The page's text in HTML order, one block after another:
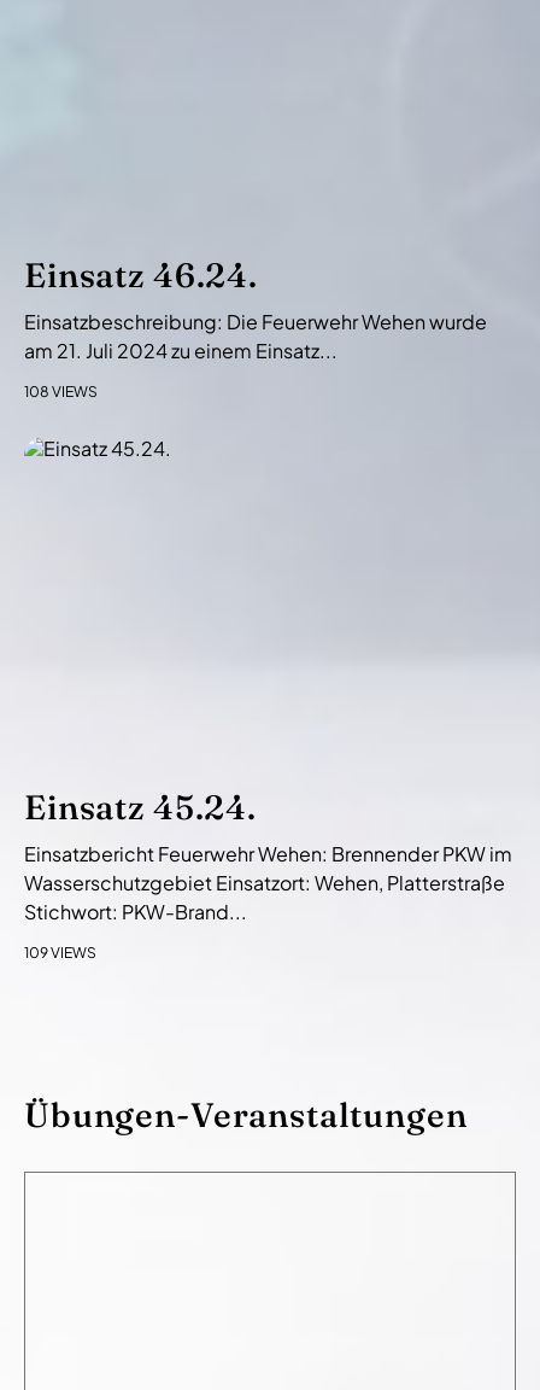
Einsatz 46.24.
Einsatzbeschreibung: Die Feuerwehr Wehen wurde
am 21. Juli 2024 zu einem Einsatz...
108 VIEWS
Einsatz 45.24.
Einsatzbericht Feuerwehr Wehen: Brennender PKW im
Wasserschutzgebiet Einsatzort: Wehen, Platterstraße
Stichwort: PKW-Brand...
109 VIEWS
Übungen-Veranstaltungen